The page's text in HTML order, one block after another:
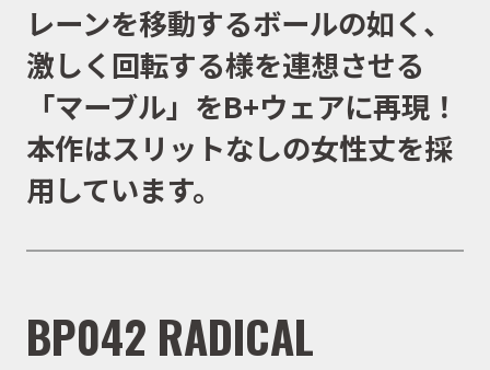
レーンを移動するボールの如く、
激しく回転する様を連想させる
「マーブル」をB+ウェアに再現！
本作はスリットなしの女性丈を採
用しています。
BP042 RADICAL